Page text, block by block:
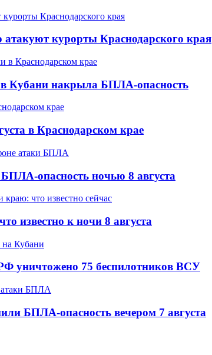
курорты Краснодарского края
Кубани накрыла БПЛА-опасность
в Краснодарском крае
опасность ночью 8 августа
известно к ночи 8 августа
уничтожено 75 беспилотников ВСУ
БПЛА-опасность вечером 7 августа